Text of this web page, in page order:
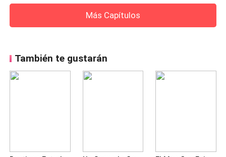
Más Capítulos
También te gustarán